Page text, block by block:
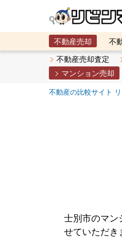
不動産売却 不
メタ住宅展示場
不動産売却査定
マンション売却
不動産の比較サイト
士別市のマン
せていただき